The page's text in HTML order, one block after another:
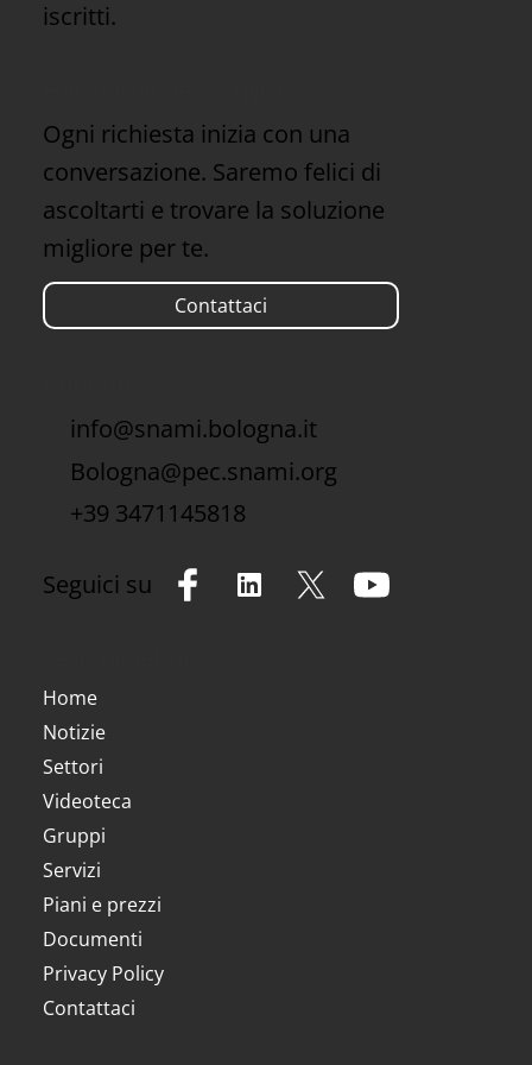
iscritti.
Home
Notizie
Settori
Videoteca
Gruppi
Servizi
Piani e prezzi
Documenti
Privacy Policy
Contattaci
Ogni richiesta inizia con una
conversazione. Saremo felici di
ascoltarti e trovare la soluzione
migliore per te.
Contattaci
Seguici su
info@snami.bologna.it
Bologna@pec.snami.org
+39 3471145818